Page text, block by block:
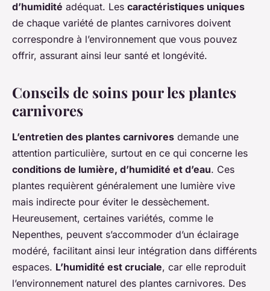
d’humidité adéquat. Les caractéristiques uniques
de chaque variété de plantes carnivores doivent
correspondre à l’environnement que vous pouvez
offrir, assurant ainsi leur santé et longévité.
Conseils de soins pour les plantes
carnivores
L’entretien des plantes carnivores demande une
attention particulière, surtout en ce qui concerne les
conditions de lumière, d’humidité et d’eau. Ces
plantes requièrent généralement une lumière vive
mais indirecte pour éviter le dessèchement.
Heureusement, certaines variétés, comme le
Nepenthes, peuvent s’accommoder d’un éclairage
modéré, facilitant ainsi leur intégration dans différents
espaces. L’humidité est cruciale, car elle reproduit
l’environnement naturel des plantes carnivores. Des